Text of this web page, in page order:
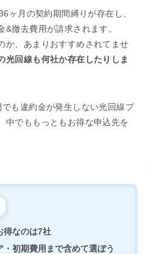
ヶ月の契約期間縛りが存在し、
撤去費用が請求されます。
か、あまりおすすめされてませ
光回線も何社か存在したりしま
も違約金が発生しない光回線プ
中でももっともお得な申込先を
得なのは7社
・初期費用まで含めて選ぼう